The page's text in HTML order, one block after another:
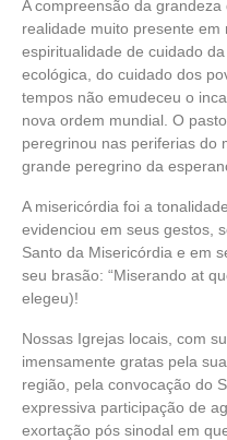
A compreensão da
realidade muito presente em
espiritualidade de cuidado
ecológica, do cuidado dos
tempos não emudeceu o
nova ordem mundial. O
peregrinou nas periferias do
grande peregrino da
A misericórdia foi a
evidenciou em seus gestos,
Santo da Misericórdia e em
seu brasão: “Miserando at
elegeu)!
Nossas Igrejas locais, com
imensamente gratas pela
região, pela convocação do
expressiva participação de
exortação pós sinodal em